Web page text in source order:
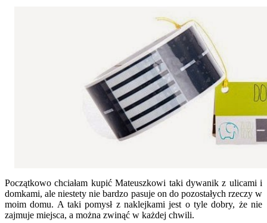
Początkowo chciałam kupić Mateuszkowi taki dywanik z ulicami i
domkami, ale niestety nie bardzo pasuje on do pozostałych rzeczy w
moim domu. A taki pomysł z naklejkami jest o tyle dobry, że nie
zajmuje miejsca, a można zwinąć w każdej chwili.